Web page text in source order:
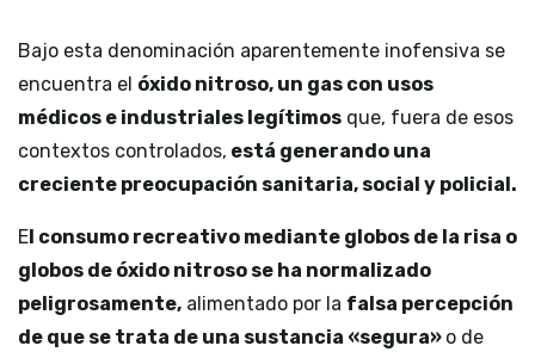
Bajo esta denominación aparentemente inofensiva se
encuentra el óxido nitroso, un gas con usos
médicos e industriales legítimos que, fuera de esos
contextos controlados, está generando una
creciente preocupación sanitaria, social y policial.
El consumo recreativo mediante globos de la risa o
globos de óxido nitroso se ha normalizado
peligrosamente, alimentado por la falsa percepción
de que se trata de una sustancia «segura» o de